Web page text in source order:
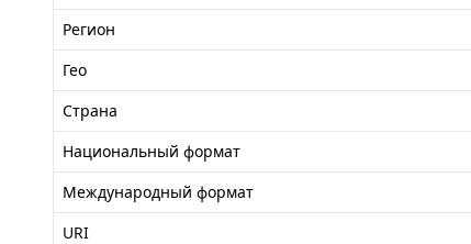
Регион
Гео
Страна
Национальный формат
Международный формат
URI